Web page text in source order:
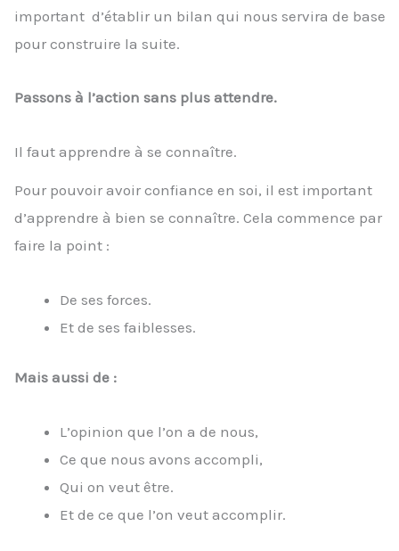
important d’établir un bilan qui nous servira de base
pour construire la suite.
Passons à l’action sans plus attendre.
Il faut apprendre à se connaître.
Pour pouvoir avoir confiance en soi, il est important
d’apprendre à bien se connaître. Cela commence par
faire la point :
De ses forces.
Et de ses faiblesses.
Mais aussi de :
L’opinion que l’on a de nous,
Ce que nous avons accompli,
Qui on veut être.
Et de ce que l’on veut accomplir.